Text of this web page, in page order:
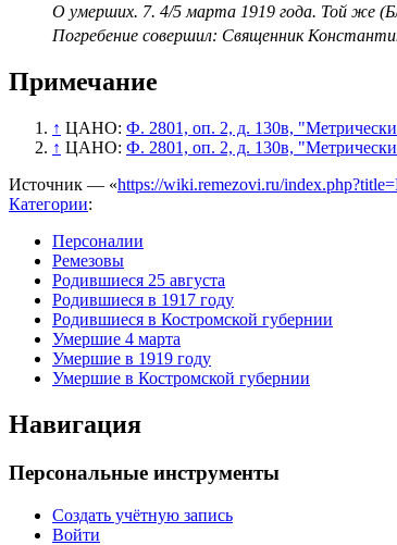
О умерших. 7. 4/5 марта 1919 года. Той же
Погребение совершил: Священник
Примечание
↑ ЦАНО: Ф. 2801, оп. 2, д. 130в,
↑ ЦАНО: Ф. 2801, оп. 2, д. 130в,
Источник — «https://wiki.remezovi.ru/
Категории:
Персоналии
Ремезовы
Родившиеся 25 августа
Родившиеся в 1917 году
Родившиеся в Костромской губернии
Умершие 4 марта
Умершие в 1919 году
Умершие в Костромской губернии
Навигация
Персональные инструменты
Создать учётную запись
Войти